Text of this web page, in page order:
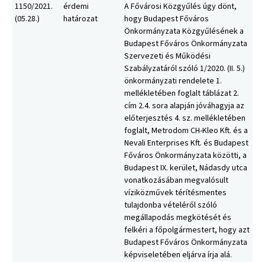
1150/2021.
(05.28.)
érdemi
határozat
A Fővárosi Közgyűlés úgy dönt,
hogy Budapest Főváros
Önkormányzata Közgyűlésének a
Budapest Főváros Önkormányzata
Szervezeti és Működési
Szabályzatáról szóló 1/2020. (II. 5.)
önkormányzati rendelete 1.
mellékletében foglalt táblázat 2.
cím 2.4. sora alapján jóváhagyja az
előterjesztés 4. sz. mellékletében
foglalt, Metrodom CH-Kleo Kft. és a
Nevali Enterprises Kft. és Budapest
Főváros Önkormányzata közötti, a
Budapest IX. kerület, Nádasdy utca
vonatkozásában megvalósult
víziközművek térítésmentes
tulajdonba vételéről szóló
megállapodás megkötését és
felkéri a főpolgármestert, hogy azt
Budapest Főváros Önkormányzata
képviseletében eljárva írja alá.